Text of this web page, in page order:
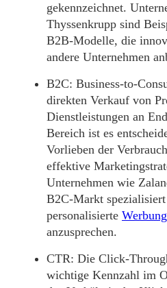
gekennzeichnet.
Thyssenkrupp sind
B2B-Modelle, die
andere Unternehmen
B2C: Business-to-
direkten Verkauf von
Dienstleistungen an
Bereich ist es
Vorlieben der
effektive
Unternehmen wie
B2C-Markt
personalisierte Werbung
anzusprechen.
CTR: Die Click-
wichtige Kennzahl im